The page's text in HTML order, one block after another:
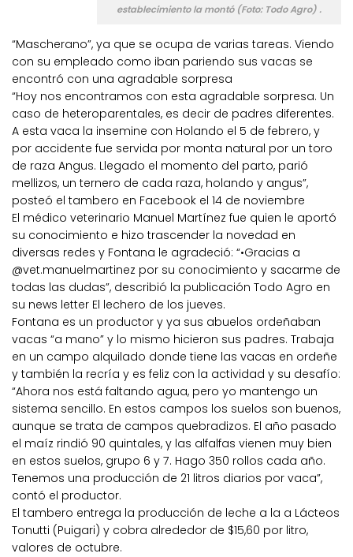
establecimiento la montó (Foto: Todo Agro) .
“Mascherano”, ya que se ocupa de varias tareas. Viendo
con su empleado como iban pariendo sus vacas se
encontró con una agradable sorpresa
“Hoy nos encontramos con esta agradable sorpresa. Un
caso de heteroparentales, es decir de padres diferentes.
A esta vaca la insemine con Holando el 5 de febrero, y
por accidente fue servida por monta natural por un toro
de raza Angus. Llegado el momento del parto, parió
mellizos, un ternero de cada raza, holando y angus”,
posteó el tambero en Facebook el 14 de noviembre
El médico veterinario Manuel Martínez fue quien le aportó
su conocimiento e hizo trascender la novedad en
diversas redes y Fontana le agradeció: “•Gracias a
@vet.manuelmartinez por su conocimiento y sacarme de
todas las dudas”, describió la publicación Todo Agro en
su news letter El lechero de los jueves.
Fontana es un productor y ya sus abuelos ordeñaban
vacas “a mano” y lo mismo hicieron sus padres. Trabaja
en un campo alquilado donde tiene las vacas en ordeñe
y también la recría y es feliz con la actividad y su desafío:
“Ahora nos está faltando agua, pero yo mantengo un
sistema sencillo. En estos campos los suelos son buenos,
aunque se trata de campos quebradizos. El año pasado
el maíz rindió 90 quintales, y las alfalfas vienen muy bien
en estos suelos, grupo 6 y 7. Hago 350 rollos cada año.
Tenemos una producción de 21 litros diarios por vaca”,
contó el productor.
El tambero entrega la producción de leche a la a Lácteos
Tonutti (Puigari) y cobra alrededor de $15,60 por litro,
valores de octubre.